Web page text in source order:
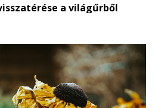
a világűrből